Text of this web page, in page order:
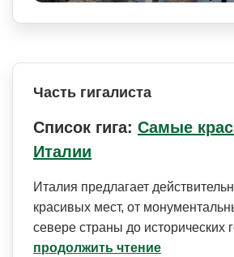
Часть гигалиста
Список гига: Самые
Италии
Италия предлагает
красивых мест, от
севере страны до исторических
продолжить чтение